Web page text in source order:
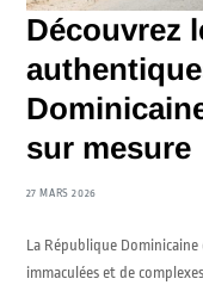
Découvrez
sur mesure
27 MARS 2026
La République
immaculées et de